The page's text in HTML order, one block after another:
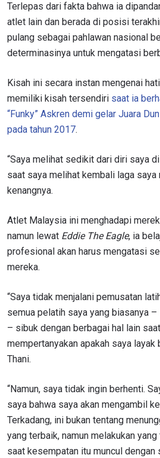
Terlepas dari fakta bahwa ia
atlet lain dan berada di posisi
pulang sebagai pahlawan nasional
determinasinya untuk mengatasi
Kisah ini secara instan mengenai
memiliki kisah tersendiri saat ia
“Funky” Askren demi gelar Juara
pada tahun 2017.
“Saya melihat sedikit dari diri saya
saat saya melihat kembali laga saya
kenangnya.
Atlet Malaysia ini menghadapi
namun lewat Eddie The Eagle, ia
profesional akan harus mengatasi
mereka.
“Saya tidak menjalani pemusatan
semua pelatih saya yang biasanya –
– sibuk dengan berbagai hal lain
mempertanyakan apakah saya layak
Thani.
“Namun, saya tidak ingin berhenti.
saya bahwa saya akan mengambil
Terkadang, ini bukan tentang
yang terbaik, namun melakukan
saat kesempatan itu muncul dengan
LAWAN
GELARAN
LIHAT SOROTAN
IKUTI
Bawa ONE Championship
Daftar sekarang untuk mendapat
terbaru, tawaran spesial, dan
EMAIL
Dengan mengirimkan formulir
pengumpulan, penggunaan dan
anda berdasarkanKebijakan
membatalkan (unsubscribe) dari